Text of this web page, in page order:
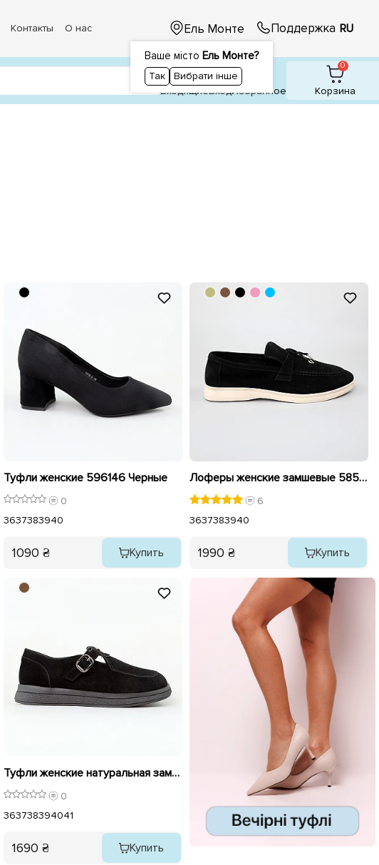
Контакты О нас Ель Монте
Ваше місто Ель Монте?
Так Вибрати інше
Поддержка RU
1
ВходящиеВходИзбранное
0
Корзина
Туфли женские 596146 Черные
0
3637383940
1090 ₴ Купить
Лоферы женские замшевые 585379 Черные
6
3637383940
1990 ₴ Купить
Туфли женские натуральная замша 596142 Черные
0
363738394041
1690 ₴ Купить